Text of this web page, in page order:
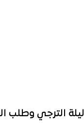
ليلة الترجي وطلب